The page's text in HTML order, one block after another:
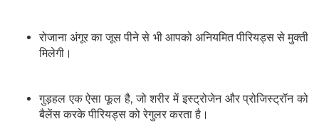
रोजाना अंगूर का जूस पीने से भी आपको अनियमित पीरियड्स से मुक्‍ती
मिलेगी।
गुड़हल एक ऐसा फूल है, जो शरीर में इस्‍ट्रोजेन और प्रोजिस्‍ट्रॉन को
बैलेंस करके पीरियड्स को रेगुलर करता है।